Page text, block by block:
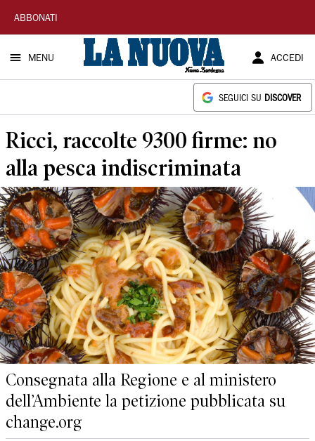
La
Nuova
Sardegna
ABBONATI
MENU ACCEDI
SEGUICI SU DISCOVER
Ricci, raccolte 9300 firme: no
alla pesca indiscriminata
Consegnata alla Regione e al ministero
dell’Ambiente la petizione pubblicata su
change.org